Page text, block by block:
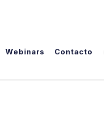
Webinars Contacto